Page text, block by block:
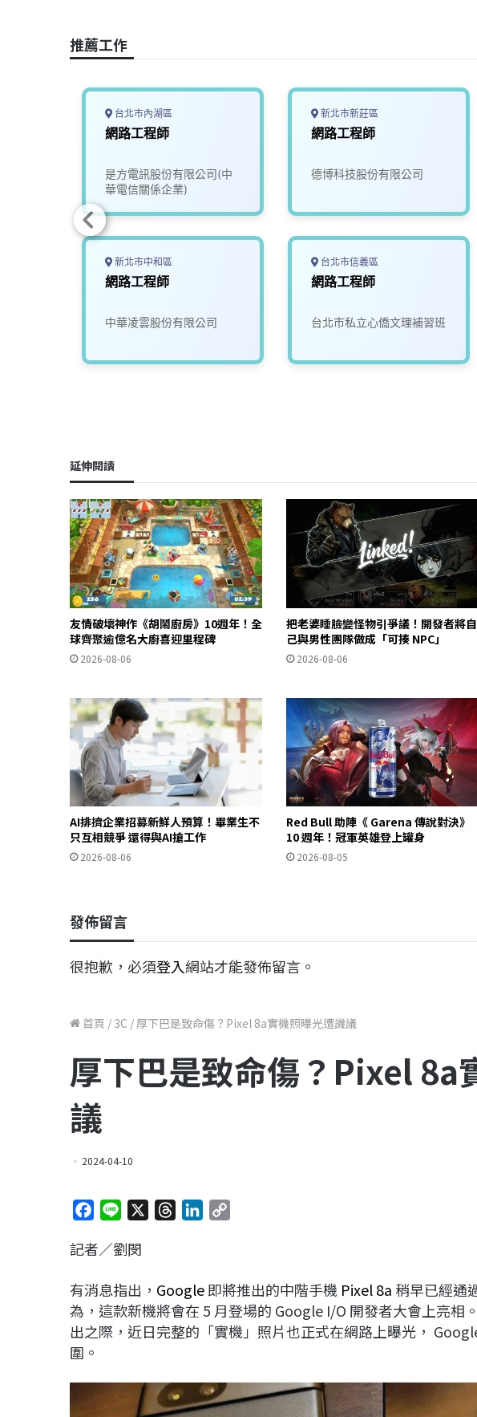
k
推薦工作
台北市內湖區
網路工程師
是方電訊股份有限公司(中
華電信關係企業)
新北市中和區
網路工程師
中華凌雲股份有限公司
新北市新莊區
網路工程師
德博科技股份有限公司
台北市信義區
網路工程師
台北市私立心僑文理補習班
延伸閱讀
友情破壞神作《胡鬧廚房》10週年！全
球齊聚逾億名大廚喜迎里程碑
2026-08-06
把老婆睡臉變怪物引爭議！開發者將自
己與男性團隊做成「可揍 NPC」
2026-08-06
AI排擠企業招募新鮮人預算！畢業生不
只互相競爭 還得與AI搶工作
2026-08-06
Red Bull 助陣《 Garena 傳說對決》
10 週年！冠軍英雄登上罐身
2026-08-05
發佈留言
很抱歉，必須登入網站才能發佈留言。